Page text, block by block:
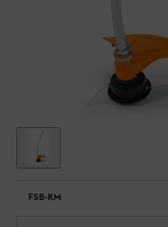
FSB-KM